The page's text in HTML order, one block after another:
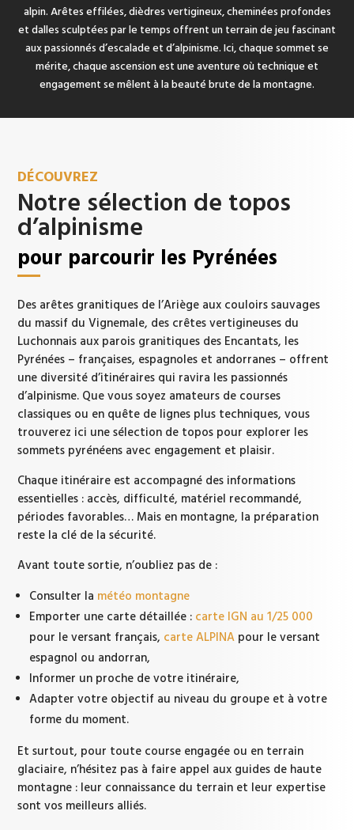
alpin. Arêtes effilées, dièdres vertigineux, cheminées profondes
et dalles sculptées par le temps offrent un terrain de jeu fascinant
aux passionnés d’escalade et d’alpinisme. Ici, chaque sommet se
mérite, chaque ascension est une aventure où technique et
engagement se mêlent à la beauté brute de la montagne.
DÉCOUVREZ
Notre sélection de topos
d’alpinisme
pour parcourir les Pyrénées
Des arêtes granitiques de l’Ariège aux couloirs sauvages
du massif du Vignemale, des crêtes vertigineuses du
Luchonnais aux parois granitiques des Encantats, les
Pyrénées – françaises, espagnoles et andorranes – offrent
une diversité d’itinéraires qui ravira les passionnés
d’alpinisme. Que vous soyez amateurs de courses
classiques ou en quête de lignes plus techniques, vous
trouverez ici une sélection de topos pour explorer les
sommets pyrénéens avec engagement et plaisir.
Chaque itinéraire est accompagné des informations
essentielles : accès, difficulté, matériel recommandé,
périodes favorables… Mais en montagne, la préparation
reste la clé de la sécurité.
Avant toute sortie, n’oubliez pas de :
Consulter la météo montagne
Emporter une carte détaillée : carte IGN au 1/25 000
pour le versant français, carte ALPINA pour le versant
espagnol ou andorran,
Informer un proche de votre itinéraire,
Adapter votre objectif au niveau du groupe et à votre
forme du moment.
Et surtout, pour toute course engagée ou en terrain
glaciaire, n’hésitez pas à faire appel aux guides de haute
montagne : leur connaissance du terrain et leur expertise
sont vos meilleurs alliés.